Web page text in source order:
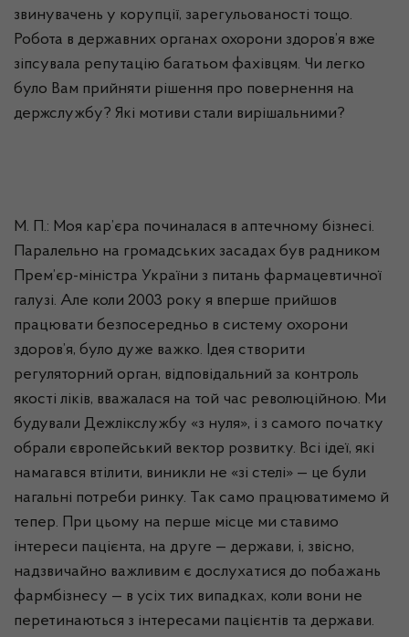
звинувачень у корупції, зарегульованості тощо.
Робота в державних органах охорони здоров’я вже
зіпсувала репутацію багатьом фахівцям. Чи легко
було Вам прийняти рішення про повернення на
держслужбу? Які мотиви стали вирішальними?
М. П.: Моя кар’єра починалася в аптечному бізнесі.
Паралельно на громадських засадах був радником
Прем’єр-міністра України з питань фармацевтичної
галузі. Але коли 2003 року я вперше прийшов
працювати безпосередньо в систему охорони
здоров’я, було дуже важко. Ідея створити
регуляторний орган, відповідальний за контроль
якості ліків, вважалася на той час революційною. Ми
будували Дежлікслужбу «з нуля», і з самого початку
обрали європейський вектор розвитку. Всі ідеї, які
намагався втілити, виникли не «зі стелі» — це були
нагальні потреби ринку. Так само працюватимемо й
тепер. При цьому на перше місце ми ставимо
інтереси пацієнта, на друге — держави, і, звісно,
надзвичайно важливим є дослухатися до побажань
фармбізнесу — в усіх тих випадках, коли вони не
перетинаються з інтересами пацієнтів та держави.